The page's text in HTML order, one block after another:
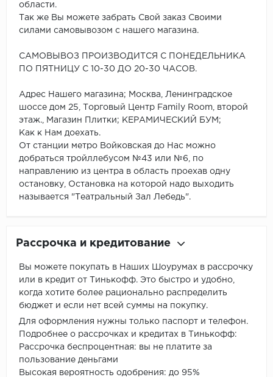
области.
Так же Вы можете забрать Свой заказ Своими
силами самовывозом с нашего магазина.
САМОВЫВОЗ ПРОИЗВОДИТСЯ С ПОНЕДЕЛЬНИКА
ПО ПЯТНИЦУ С 10-30 ДО 20-30 ЧАСОВ.
Адрес Нашего магазина; Москва, Ленинградское
шоссе дом 25, Торговый Центр Family Room, второй
этаж., Магазин Плитки; КЕРАМИЧЕСКИЙ БУМ;
Как к Нам доехать.
От станции метро Войковская до Нас можно
добраться тройллебусом №43 или №6, по
направлению из центра в область проехав одну
остановку, Остановка на которой надо выходить
называется "Театральный Зал Лебедь".
Рассрочка и кредитование
Вы можете покупать в Наших Шоурумах в рассрочку
или в кредит от Тинькофф. Это быстро и удобно,
когда хотите более рационально распределить
бюджет и если нет всей суммы на покупку.
Для оформления нужны только паспорт и телефон.
Подробнее о рассрочках и кредитах в Тинькофф:
Рассрочка беспроцентная: вы не платите за
пользование деньгами
Высокая вероятность одобрения: до 95%